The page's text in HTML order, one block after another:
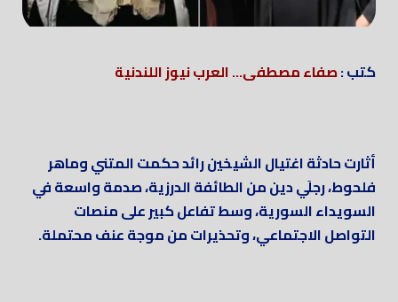
كتب :صفاء مصطفى... العرب نيوز اللندنية
أثارت حادثة اغتيال الشيخين رائد حكمت المتني وماهر
فلحوط، رجلَي دين من الطائفة الدرزية، صدمة واسعة في
السويداء السورية، وسط تفاعل كبير على منصات
التواصل الاجتماعي، وتحذيرات من موجة عنف محتملة.